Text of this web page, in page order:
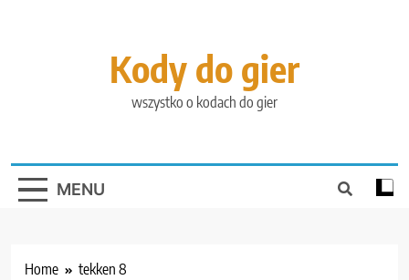
Kody do gier
wszystko o kodach do gier
MENU
Home tekken 8